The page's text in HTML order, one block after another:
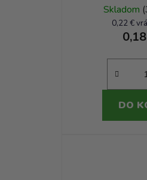
Skladom
0,22 €
DO